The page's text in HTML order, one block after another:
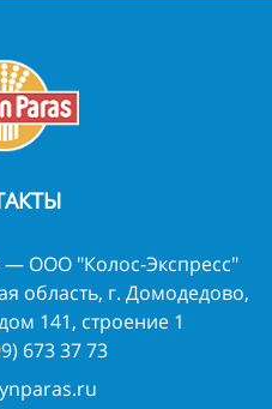
ООО "Колос-Экспресс"
область, г. Домодедово,
141, строение 1
673 37 73